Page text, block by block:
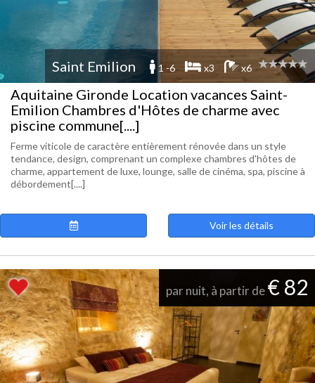
Saint Emilion 1 -6 x3 x6
Aquitaine Gironde Location vacances Saint-
Emilion Chambres d'Hôtes de charme avec
piscine commune[....]
Ferme viticole de caractère entièrement rénovée dans un style
tendance, design, comprenant un complexe chambres d'hôtes de
charme, appartement de luxe, lounge, salle de cinéma, spa, piscine à
débordement[....]
Voir les détails
par nuit, à partir de€ 82